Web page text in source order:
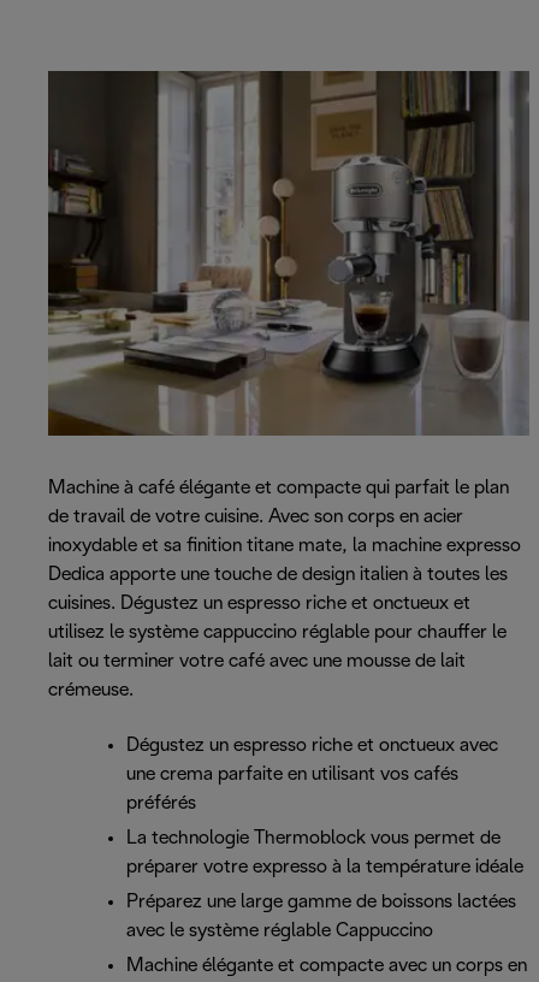
Machine à café élégante et compacte qui parfait le plan
de travail de votre cuisine. Avec son corps en acier
inoxydable et sa finition titane mate, la machine expresso
Dedica apporte une touche de design italien à toutes les
cuisines. Dégustez un espresso riche et onctueux et
utilisez le système cappuccino réglable pour chauffer le
lait ou terminer votre café avec une mousse de lait
crémeuse.
Dégustez un espresso riche et onctueux avec
une crema parfaite en utilisant vos cafés
préférés
La technologie Thermoblock vous permet de
préparer votre expresso à la température idéale
Préparez une large gamme de boissons lactées
avec le système réglable Cappuccino
Machine élégante et compacte avec un corps en